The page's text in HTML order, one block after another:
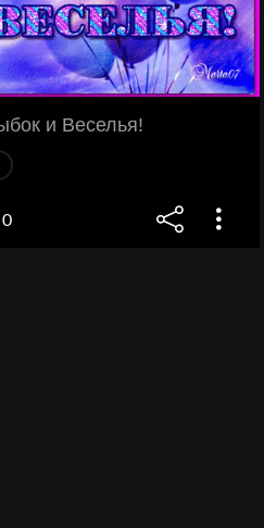
и Веселья!
0